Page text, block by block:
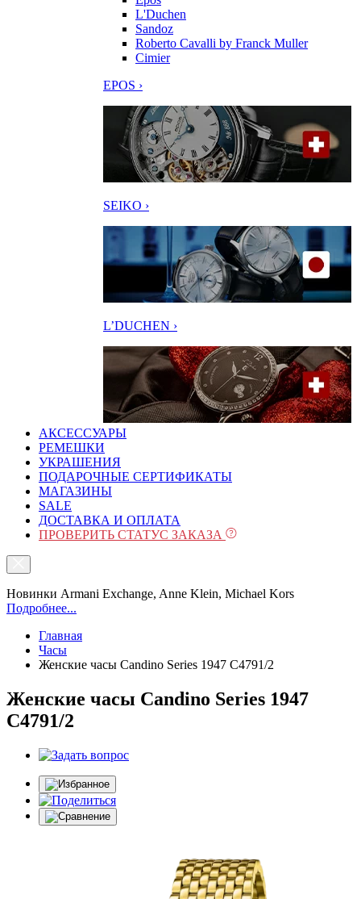
L'Duchen
Sandoz
Roberto Cavalli by Franck Muller
Cimier
EPOS ›
SEIKO ›
L’DUCHEN ›
АКСЕССУАРЫ
РЕМЕШКИ
УКРАШЕНИЯ
ПОДАРОЧНЫЕ СЕРТИФИКАТЫ
МАГАЗИНЫ
SALE
ДОСТАВКА И ОПЛАТА
ПРОВЕРИТЬ СТАТУС ЗАКАЗА
Новинки Armani Exchange, Anne Klein, Michael Kors
Подробнее...
Главная
Часы
Женские часы Candino Series 1947 C4791/2
Женские часы Candino Series 1947
C4791/2